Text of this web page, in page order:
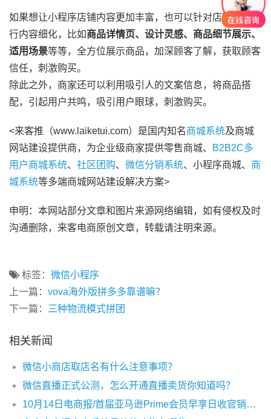
如果想让小程序店铺内容更加丰富，也可以针对店铺商品进
行内容细化，比如商品详情页、设计灵感、商品细节展示、
适用场景等等，全方位展示商品，加深顾客了解，获取顾客
信任，刺激购买。
除此之外，商家还可以利用吸引人的文案信息，将商品搭
配，引起用户共鸣，吸引用户眼球，刺激购买。
<来客推（www.laiketui.com）是国内知名商城系统及商城
网站建设提供商，为企业级商家提供零售商城、
B2B2C多
用户商城系统、 社区团购、 微信分销系统、小程序商城、 商
城系统等多端商城网站建设解决方案>
申明：本网站部分文章和图片来源网络编辑，如有侵权及时
沟通删除，来客电商原创文章，转载请注明来源。
标签： 微信小程序
上一篇： vova海外版拼多多靠谱嘛？
下一篇：
三种物流模式拼团
相关新闻
微信小商店取店名有什么注意事项？
微信直播正式公测，怎么开通直播卖货你知道吗？
10月14日电商报/首届亚马逊Prime会员早享日收官销量超1亿件